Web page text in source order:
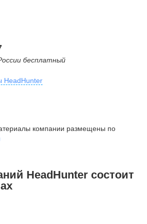
бесплатный
HeadHunter
Тверской,компании размещены по
HeadHunter состоит